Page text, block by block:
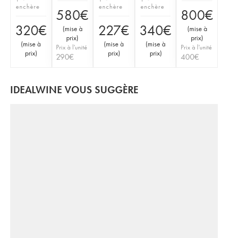
enchère
320€
(mise à
prix)
580€
(mise à
prix)
Prix à l'unité
290€
enchère
227€
(mise à
prix)
enchère
340€
(mise à
prix)
800€
(mise à
prix)
Prix à l'unité
400€
IDEALWINE VOUS SUGGÈRE